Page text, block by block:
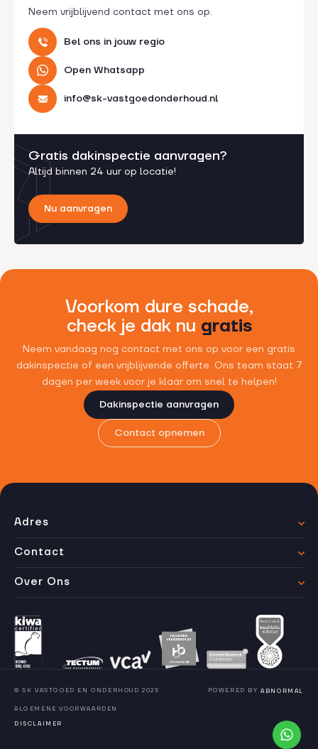
Neem vrijblijvend contact met ons op.
Bel ons in jouw regio
Open Whatsapp
info@sk-vastgoedonderhoud.nl
Gratis dakinspectie aanvragen?
Altijd binnen 24 uur op locatie!
Nu aanvragen
Voorkom dure schade,
check je dak nu gratis
Neem vandaag nog contact met ons op voor een gratis
dakinspectie of een vrijblijvende offerte. Ons team staat 7
dagen per week voor je klaar om snel te helpen!
Dakinspectie aanvragen
Contact opnemen
Adres
Contact
Over Ons
© SK VASTGOED EN ONDERHOUD 2025
ALGEMENE VOORWAARDEN
DISCLAIMER
POWERED BYABNORMAL